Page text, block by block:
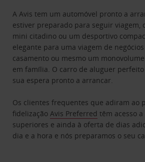
A Avis tem um automóvel pronto a
estiver preparado para seguir viagem,
mini citadino ou um desportivo
elegante para uma viagem de
casamento ou mesmo um
em família. O carro de aluguer
sua espera pronto a arrancar.
Os clientes frequentes que adiram ao
fidelizaçãoAvis Preferred têm acesso
superiores e ainda à oferta de dias
dia e a hora e nós preparamos o seu